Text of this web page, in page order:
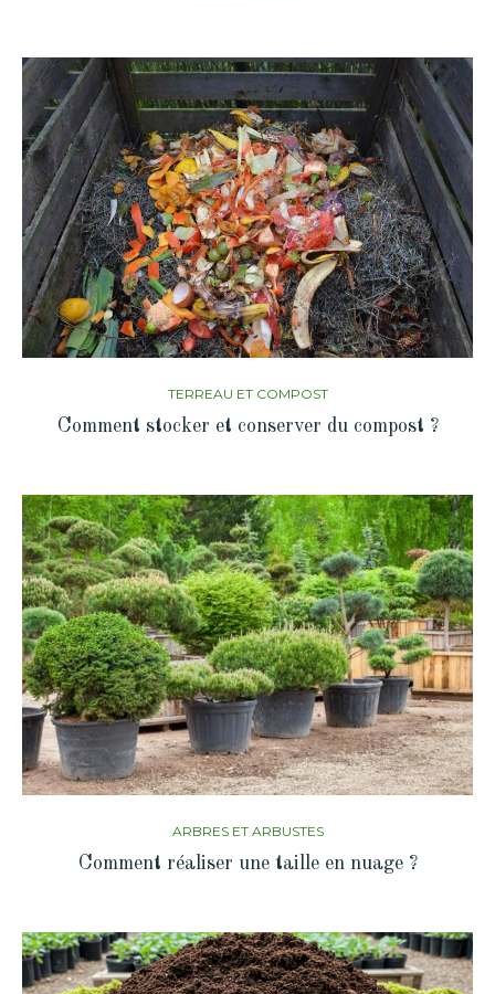
TERREAU ET COMPOST
Comment stocker et conserver du compost ?
ARBRES ET ARBUSTES
Comment réaliser une taille en nuage ?